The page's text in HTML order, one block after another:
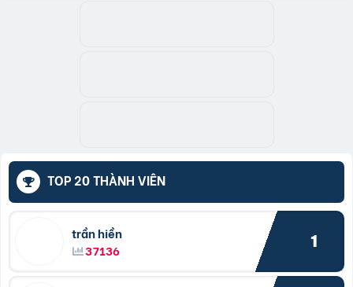
TOP 20 THÀNH VIÊN
trần hiền
37136
1